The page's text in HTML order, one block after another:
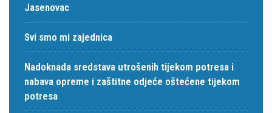
Jasenovac
Svi smo mi zajednica
Nadoknada sredstava utrošenih tijekom potresa i
nabava opreme i zaštitne odjeće oštećene tijekom
potresa